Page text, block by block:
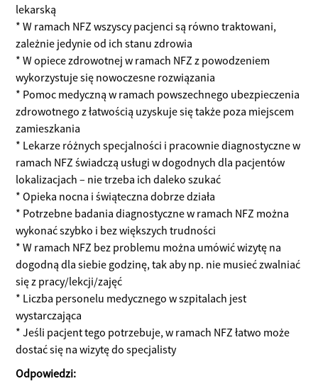
lekarską
* W ramach NFZ wszyscy pacjenci są równo traktowani,
zależnie jedynie od ich stanu zdrowia
* W opiece zdrowotnej w ramach NFZ z powodzeniem
wykorzystuje się nowoczesne rozwiązania
* Pomoc medyczną w ramach powszechnego ubezpieczenia
zdrowotnego z łatwością uzyskuje się także poza miejscem
zamieszkania
* Lekarze różnych specjalności i pracownie diagnostyczne w
ramach NFZ świadczą usługi w dogodnych dla pacjentów
lokalizacjach – nie trzeba ich daleko szukać
* Opieka nocna i świąteczna dobrze działa
* Potrzebne badania diagnostyczne w ramach NFZ można
wykonać szybko i bez większych trudności
* W ramach NFZ bez problemu można umówić wizytę na
dogodną dla siebie godzinę, tak aby np. nie musieć zwalniać
się z pracy/lekcji/zajęć
* Liczba personelu medycznego w szpitalach jest
wystarczająca
* Jeśli pacjent tego potrzebuje, w ramach NFZ łatwo może
dostać się na wizytę do specjalisty
Odpowiedzi: